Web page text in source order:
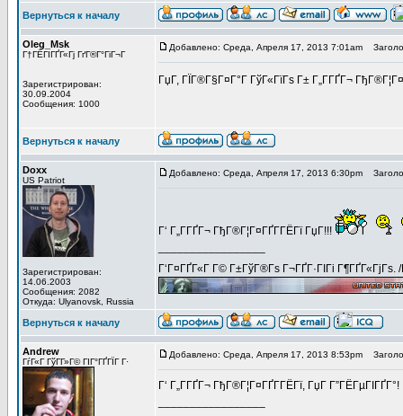
Вернуться к началу
Oleg_Msk
Г†ГЁГІГҐГ«Гј ГґГ®Г°ГіГ¬Г
Зарегистрирован:
30.09.2004
Сообщения: 1000
Добавлено: Среда, Апреля 17, 2013 7:01am
ГџГ­, ГЇГ®Г§Г¤Г°Г ГўГ«ГїГѕ Г± Г„Г­ГҐГ¬
Вернуться к началу
Doxx
US Patriot
Зарегистрирован:
14.06.2003
Сообщения: 2082
Откуда: Ulyanovsk, Russia
Добавлено: Среда, Апреля 17, 2013 6:30pm
Г‘ Г„Г­ГҐГ¬ ГђГ®Г¦Г¤ГҐГ­ГЁГї ГџГ­!!!
Г‘Г¤ГҐГ«Г Г© Г±ГўГ®Гѕ Г¬ГҐГ·ГІГі Г¶ГҐГ«ГјГѕ.
Вернуться к началу
Andrew
ГѓГ«Г ГўГ­Г»Г© ГІГ°ГҐГЇГ Г·
Добавлено: Среда, Апреля 17, 2013 8:53pm
Г‘ Г„Г­ГҐГ¬ ГђГ®Г¦Г¤ГҐГ­ГЁГї, ГџГ­ Г”ГЁГµГІГҐГ°!